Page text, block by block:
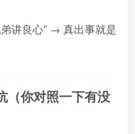
讲良心” → 真出事就是
（你对照一下有没